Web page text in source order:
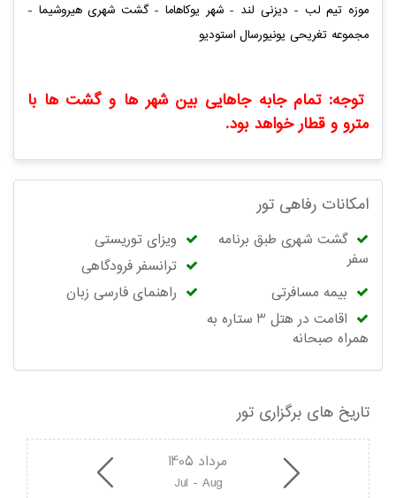
موزه تیم لب - دیزنی لند - شهر یوکاهاما - گشت شهری هیروشیما -
مجموعه تغریحی یونیورسال استودیو
توجه: تمام جابه جاهایی بین شهر ها و گشت ها با
مترو و قطار خواهد بود.
امکانات رفاهی تور
گشت شهری طبق برنامه
سفر
ویزای توریستی
ترانسفر فرودگاهی
بیمه مسافرتی
راهنمای فارسی زبان
اقامت در هتل 3 ستاره به
همراه صبحانه
تاریخ های برگزاری تور
مرداد 1405
Jul - Aug